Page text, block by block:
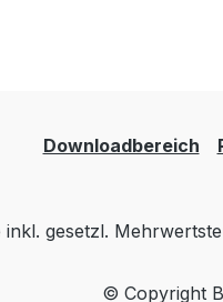
Downloadbereich
inkl. gesetzl.
© Copyright